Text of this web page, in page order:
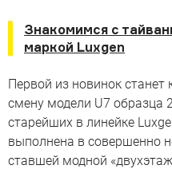
Знакомимся с
маркой Luxgen
Первой из новинок станет
смену модели U7 образца
старейших в линейке
выполнена в совершенно
ставшей модной